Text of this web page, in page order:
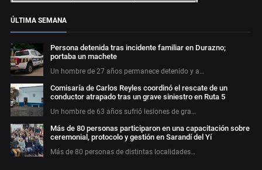
ÚLTIMA SEMANA
Persona detenida tras incidente familiar en Durazno;
portaba un machete
Un hombre de 27 años permanece detenido y a…
Comisaría de Carlos Reyles coordinó el rescate de un
conductor atrapado tras un grave siniestro en Ruta 5
Un hombre de 63 años sufrió lesiones de gra…
Más de 80 personas participaron en una capacitación sobre
ceremonial, protocolo y gestión en Sarandí del Yí
Más de 80 personas de distintas localidades…